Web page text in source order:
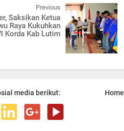
Previous
Saksikan Ketua
Raya Kukuhkan
Korda Kab Lutim
media berikut: Home